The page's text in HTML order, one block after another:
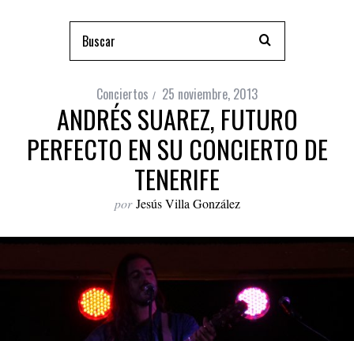
Conciertos 25 noviembre, 2013
ANDRÉS SUAREZ, FUTURO
PERFECTO EN SU CONCIERTO DE
TENERIFE
por Jesús Villa González